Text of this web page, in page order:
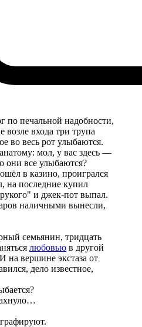
по печальной надобности,
возле входа три трупа
во весь рот улыбаются.
мол, у вас здесь —
они все улыбаются?
в казино, проигрался
на последние купил
и джек-пот выпал.
наличными вынесли,
семьянин, тридцать
любовью в другой
на вершине экстаза от
дело известное,